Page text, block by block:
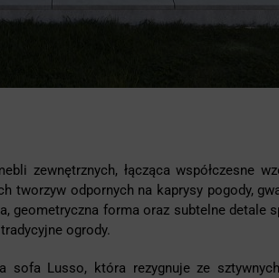
zewnętrznych, łącząca współczesne
tworzyw odpornych na kaprysy pogody,
geometryczna forma oraz subtelne detale
ogrody.
sofa Lusso, która rezygnuje ze